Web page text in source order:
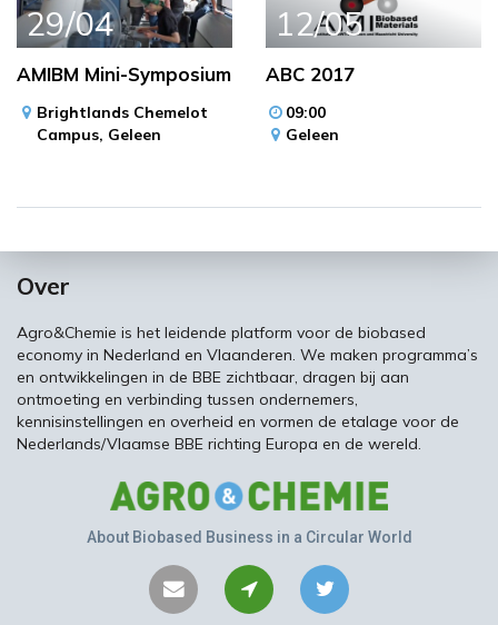
29/04
AMIBM Mini-Symposium
Brightlands Chemelot
Campus, Geleen
12/05
ABC 2017
09:00
Geleen
Over
Agro&Chemie is het leidende platform voor de biobased
economy in Nederland en Vlaanderen. We maken programma’s
en ontwikkelingen in de BBE zichtbaar, dragen bij aan
ontmoeting en verbinding tussen ondernemers,
kennisinstellingen en overheid en vormen de etalage voor de
Nederlands/Vlaamse BBE richting Europa en de wereld.
About Biobased Business in a Circular World